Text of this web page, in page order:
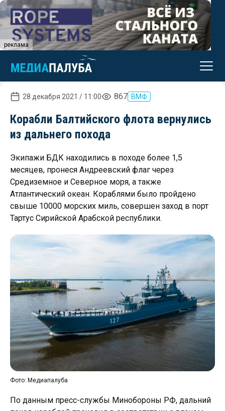
реклама
28 декабря 2021 / 11:00 867 ВМФ
Корабли Балтийского флота вернулись
из дальнего похода
Экипажи БДК находились в походе более 1,5
месяцев, пронеся Андреевский флаг через
Средиземное и Северное моря, а также
Атлантический океан. Кораблями было пройдено
свыше 10000 морских миль, совершен заход в порт
Тартус Сирийской Арабской республики.
Фото: Медиапалуба
По данным пресс-службы Минобороны РФ, дальний